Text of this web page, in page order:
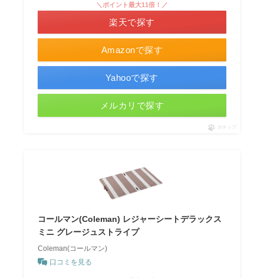
Amazonで探す
＼ポイント最大11倍！／
楽天で探す
Yahooで探す
メルカリで探す
ポチップ
コールマン(Coleman) レジャーシートデラックス
ミニ グレージュストライプ
Coleman(コールマン)
口コミを見る